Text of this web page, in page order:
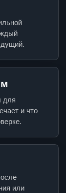
для
и что
или